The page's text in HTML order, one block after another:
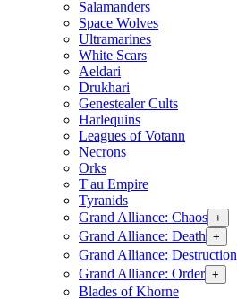
Salamanders
Space Wolves
Ultramarines
White Scars
Aeldari
Drukhari
Genestealer Cults
Harlequins
Leagues of Votann
Necrons
Orks
T'au Empire
Tyranids
Grand Alliance: Chaos +
Grand Alliance: Death +
Grand Alliance: Destruction
Grand Alliance: Order +
Blades of Khorne